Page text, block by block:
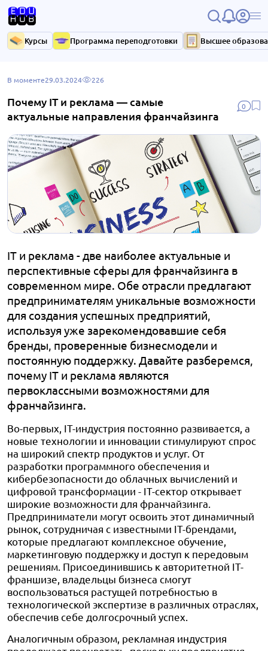
Курсы Программа переподготовки Высшее
0
В моменте29.03.2024 226
Почему IT и реклама — самые
актуальные направления франчайзинга
IT и реклама - две наиболее актуальные и
перспективные сферы для франчайзинга в
современном мире. Обе отрасли предлагают
предпринимателям уникальные возможности
для создания успешных предприятий,
используя уже зарекомендовавшие себя
бренды, проверенные бизнесмодели и
постоянную поддержку. Давайте разберемся,
почему IT и реклама являются
первоклассными возможностями для
франчайзинга.
Во-первых, IT-индустрия постоянно развивается, а
новые технологии и инновации стимулируют спрос
на широкий спектр продуктов и услуг. От
разработки программного обеспечения и
кибербезопасности до облачных вычислений и
цифровой трансформации - IT-сектор открывает
широкие возможности для франчайзинга.
Предприниматели могут освоить этот динамичный
рынок, сотрудничая с известными IT-брендами,
которые предлагают комплексное обучение,
маркетинговую поддержку и доступ к передовым
решениям. Присоединившись к авторитетной IT-
франшизе, владельцы бизнеса смогут
воспользоваться растущей потребностью в
технологической экспертизе в различных отраслях,
обеспечив себе долгосрочный успех.
Аналогичным образом, рекламная индустрия